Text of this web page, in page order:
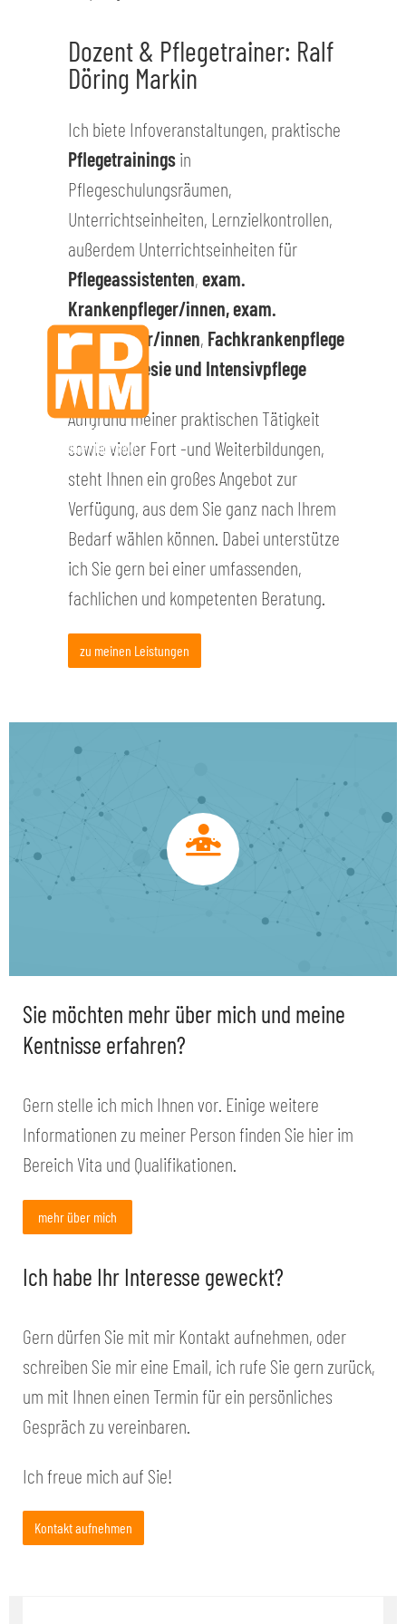
Dozent & Pflegetrainer: Ralf
Döring Markin
Ich biete Infoveranstaltungen, praktische
Pflegetrainingsin
Pflegeschulungsräumen,
Unterrichtseinheiten, Lernzielkontrollen,
außerdem Unterrichtseinheiten für
Pflegeassistenten,exam.
Krankenpfleger/innen, exam.
Altenpfleger/innen, Fachkrankenpflege
für Anästhesie und Intensivpflege
Aufgrund meiner praktischen Tätigkeit
sowie vieler Fort -und Weiterbildungen,
steht Ihnen ein großes Angebot zur
Verfügung, aus dem Sie ganz nach Ihrem
Bedarf wählen können. Dabei unterstütze
ich Sie gern bei einer umfassenden,
fachlichen und kompetenten Beratung.
zu meinen Leistungen
Sie möchten mehr über mich und meine
Kentnisse erfahren?
Gern stelle ich mich Ihnen vor. Einige weitere
Informationen zu meiner Person finden Sie hier im
Bereich Vita und Qualifikationen.
mehr über mich
Ich habe Ihr Interesse geweckt?
Gern dürfen Sie mit mir Kontakt aufnehmen, oder
schreiben Sie mir eine Email, ich rufe Sie gern zurück,
um mit Ihnen einen Termin für ein persönliches
Gespräch zu vereinbaren.
Ich freue mich auf Sie!
Kontakt aufnehmen